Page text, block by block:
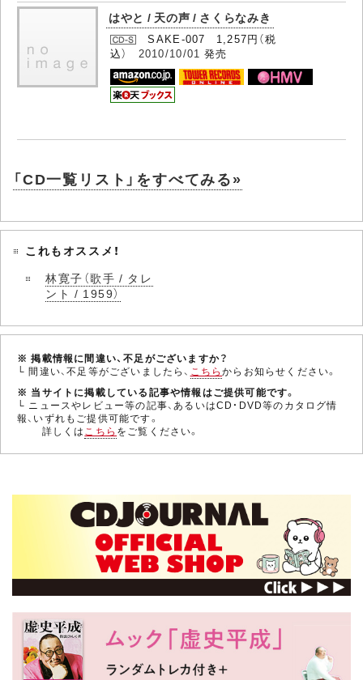
はやと / 天の声 / さくらなみき
SAKE-007 1,257円（税
込） 2010/10/01 発売
「CD一覧リスト」をすべてみる»
これもオススメ！
林寛子（歌手 / タレ
ント / 1959）
※ 掲載情報に間違い、不足がございますか？
└ 間違い、不足等がございましたら、 こちらからお知らせください。
※ 当サイトに掲載している記事や情報はご提供可能です。
└ ニュースやレビュー等の記事、あるいはCD・DVD等のカタログ情
報、いずれもご提供可能です。
詳しくはこちら をご覧ください。